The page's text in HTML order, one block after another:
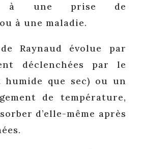
à une prise de
à une maladie.
Raynaud évolue par
déclenchées par le
que sec) ou un
de température,
d’elle-même après